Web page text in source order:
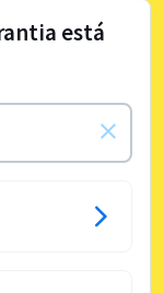
está